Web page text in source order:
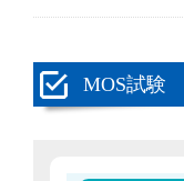
MOS試験